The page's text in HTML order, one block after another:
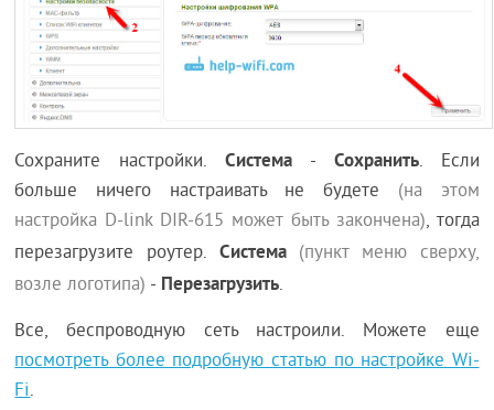
Сохраните настройки.Система - Сохранить. Если
больше ничего настраивать не будете (на этом
настройка D-link DIR-615 может быть закончена), тогда
перезагрузите роутер. Система (пункт меню сверху,
возле логотипа) - Перезагрузить.
Все, беспроводную сеть настроили. Можете еще
посмотреть более подробную статью по настройке Wi-
Fi.